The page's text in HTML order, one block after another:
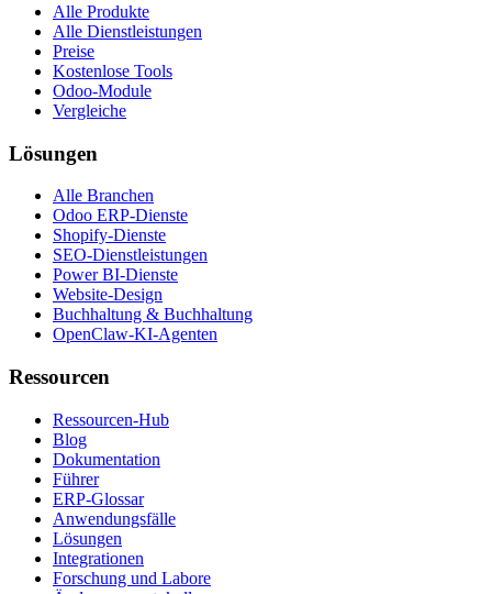
Alle Produkte
Alle Dienstleistungen
Preise
Kostenlose Tools
Odoo-Module
Vergleiche
Lösungen
Alle Branchen
Odoo ERP-Dienste
Shopify-Dienste
SEO-Dienstleistungen
Power BI-Dienste
Website-Design
Buchhaltung & Buchhaltung
OpenClaw-KI-Agenten
Ressourcen
Ressourcen-Hub
Blog
Dokumentation
Führer
ERP-Glossar
Anwendungsfälle
Lösungen
Integrationen
Forschung und Labore